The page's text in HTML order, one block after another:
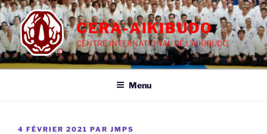
Aller
au
contenu
principal
CERA-AIKIBUDO
CENTRE INTERNATIONAL DE L'AIKIBUDO
Menu
PUBLIÉ
4 FÉVRIER 2021 PAR JMPS